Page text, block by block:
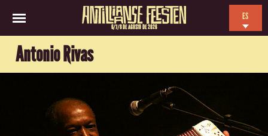
6/7/8 DE AGOSTO DE 2026
ES
Antonio Rivas